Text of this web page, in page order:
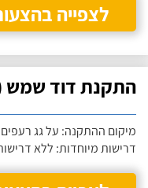
לצפייה
התקנת דוד שמש (ללא
מיקום ההתקנה: על גג רעפים
דרישות מיוחדות: ללא